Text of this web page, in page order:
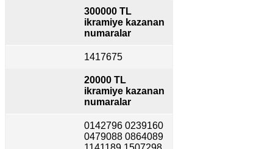
300000 TL
ikramiye kazanan
numaralar
1417675
20000 TL
ikramiye kazanan
numaralar
0142796 0239160
0479088 0864089